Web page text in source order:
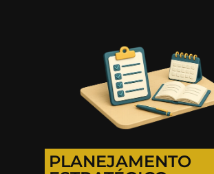
PLANEJAMENTO